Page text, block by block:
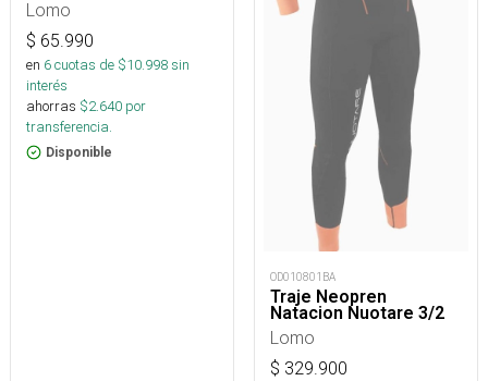
Lomo
$ 65.990
en 6cuotas de $10.998sin
interés
ahorras $2.640 por
transferencia.
Disponible
OD010801BA
Traje Neopren
Natacion Nuotare 3/2
Lomo
$ 329.900